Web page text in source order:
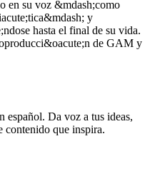
en su voz &mdash;como
y
hasta el final de su vida.
de GAM y
español. Da voz a tus ideas,
contenido que inspira.